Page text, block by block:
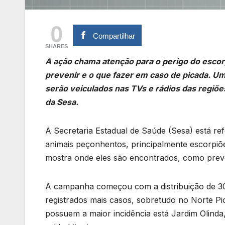
0
SHARES
Compartilhar
A ação chama atenção para o perigo do
prevenir e o que fazer em caso de picada.
serão veiculados nas TVs e rádios das
da Sesa.
A Secretaria Estadual de Saúde (Sesa) está
animais peçonhentos, principalmente
mostra onde eles são encontrados, como
A campanha começou com a distribuição de
registrados mais casos, sobretudo no Norte
possuem a maior incidência está Jardim